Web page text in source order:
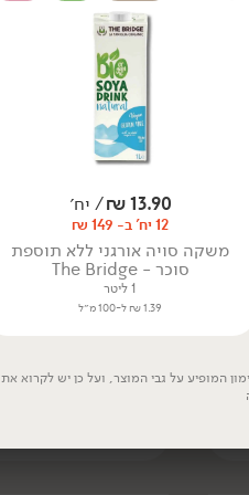
9.00 ₪ ל-100 גרם
226 גרם
13.90
₪/ יח׳
12 יח' ב- 149 ₪
משקה סויה אורגני ללא תוספת
סוכר - The Bridge
1 ליטר
1.39 ₪ ל-100 מ״ל
המופיע על גבי המוצר, ועל כן יש לקרוא את